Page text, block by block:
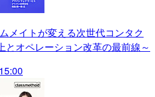
メイトが変える次世代コンタク
とオペレーション改革の最前線～